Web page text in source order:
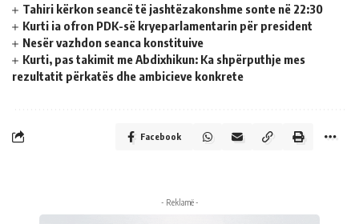
Tahiri kërkon seancë të jashtëzakonshme sonte në 22:30
Kurti ia ofron PDK-së kryeparlamentarin për president
Nesër vazhdon seanca konstituive
Kurti, pas takimit me Abdixhikun: Ka shpërputhje mes
rezultatit përkatës dhe ambicieve konkrete
Facebook
- Reklamë -